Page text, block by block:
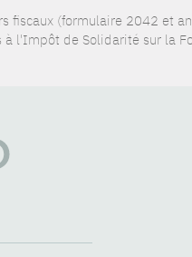
fiscaux (formulaire 2042 et
l'Impôt de Solidarité sur la